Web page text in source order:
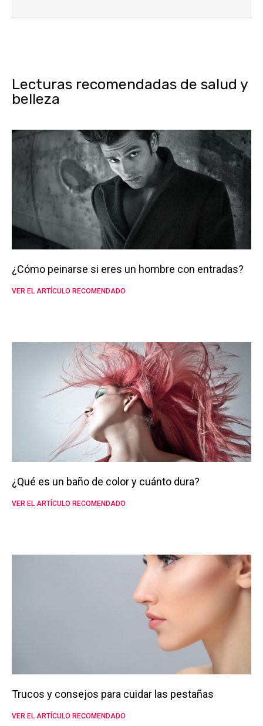
Lecturas recomendadas de salud y
belleza
¿Cómo peinarse si eres un hombre con entradas?
VER EL ARTÍCULO RECOMENDADO
¿Qué es un baño de color y cuánto dura?
VER EL ARTÍCULO RECOMENDADO
Trucos y consejos para cuidar las pestañas
VER EL ARTÍCULO RECOMENDADO